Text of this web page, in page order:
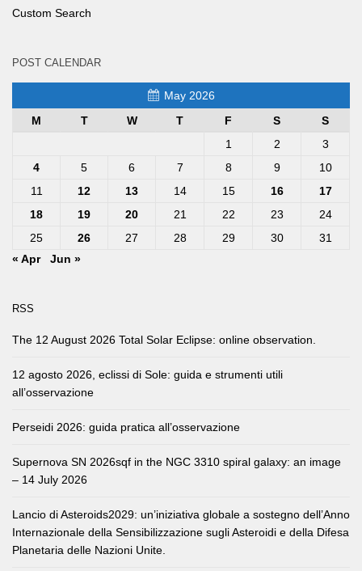
Custom Search
POST CALENDAR
May 2026
M
T W T F S
S
1
2
3
4
5 6 7 8 9
10
11
12 13 14 15 16
17
18
19 20 21 22 23
24
25
26 27 28 29 30
31
« Apr
Jun »
RSS
The 12 August 2026 Total Solar Eclipse: online observation.
12 agosto 2026, eclissi di Sole: guida e strumenti utili
all’osservazione
Perseidi 2026: guida pratica all’osservazione
Supernova SN 2026sqf in the NGC 3310 spiral galaxy: an image
– 14 July 2026
Lancio di Asteroids2029: un’iniziativa globale a sostegno dell’Anno
Internazionale della Sensibilizzazione sugli Asteroidi e della Difesa
Planetaria delle Nazioni Unite.